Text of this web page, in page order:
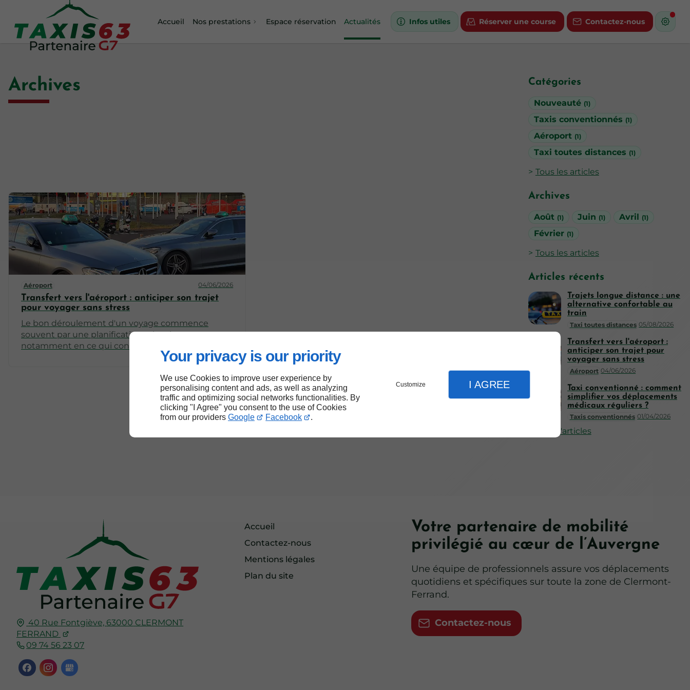
Your privacy is our priority
We use Cookies to improve user experience by
personalising content and ads, as well as analyzing
traffic and optimizing social networks functionalities. By
clicking "I Agree" you consent to the use of Cookies
from our providers Google Facebook .
Customize I AGREE
Accueil Nos prestations Espace réservation Actualités Infos utiles Réserver une course Contactez-nous
Catégories
Nouveauté (1)
Taxis conventionnés (1)
Aéroport (1)
Taxi toutes distances (1)
Tous les articles
Archives
Août (1) Juin (1) Avril (1)
Février (1)
Tous les articles
Articles récents
Taxi toutes distances 05/08/2026
Trajets longue distance : une
alternative confortable au
train
Aéroport 04/06/2026
Transfert vers l'aéroport :
anticiper son trajet pour
voyager sans stress
Taxis conventionnés 01/04/2026
Taxi conventionné : comment
simplifier vos déplacements
médicaux réguliers ?
Plus d'articles
Archives
Aéroport 04/06/2026
Transfert vers l'aéroport : anticiper son trajet
pour voyager sans stress
Le bon déroulement d'un voyage commence
souvent par une planification minutieuse,
notamment en ce qui concerne le transfert vers
l'aéroport. Les aléas du trafic, les horaires de vol et le
clés qui peuvent influencer votre expérience de
voyage. Cet article se penche sur l'importance
d'anticiper son trajet vers l'aéroport afin de garantir
40 Rue Fontgiève, 63000 CLERMONT
FERRAND
09 74 56 23 07
Accueil
Contactez-nous
Mentions légales
Plan du site
Votre partenaire de mobilité
privilégié au cœur de l’Auvergne
Une équipe de professionnels assure vos déplacements
quotidiens et spécifiques sur toute la zone de Clermont-
Ferrand.
Contactez-nous